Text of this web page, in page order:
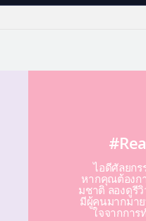
ไอดีศัลยก
หากคุณต้องก
มชาติ ลองดูรี
มีผู้คนมากมา
ใจจากการ